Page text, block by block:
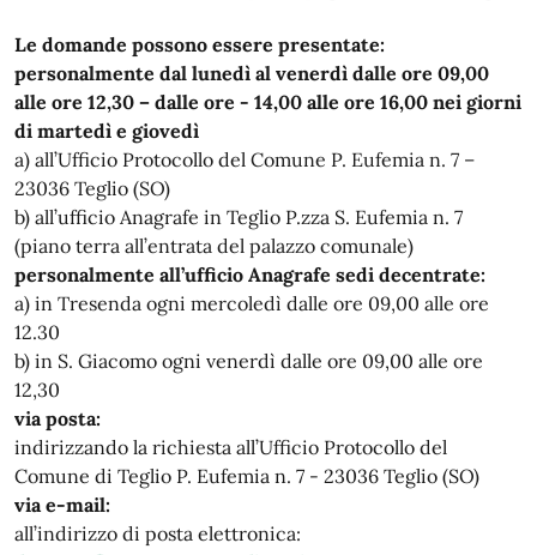
Le domande possono essere presentate:
personalmente dal lunedì al venerdì dalle ore 09,00
alle ore 12,30 – dalle ore - 14,00 alle ore 16,00 nei giorni
di martedì e giovedì
a) all’Ufficio Protocollo del Comune P. Eufemia n. 7 –
23036 Teglio (SO)
b) all’ufficio Anagrafe in Teglio P.zza S. Eufemia n. 7
(piano terra all’entrata del palazzo comunale)
personalmente all’ufficio Anagrafe sedi decentrate:
a) in Tresenda ogni mercoledì dalle ore 09,00 alle ore
12.30
b) in S. Giacomo ogni venerdì dalle ore 09,00 alle ore
12,30
via posta:
indirizzando la richiesta all’Ufficio Protocollo del
Comune di Teglio P. Eufemia n. 7 - 23036 Teglio (SO)
via e-mail:
all’indirizzo di posta elettronica: